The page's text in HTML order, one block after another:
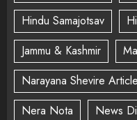
Hindu Samajotsav
Jammu & Kashmir
Narayana Shevire
Nera Nota
News